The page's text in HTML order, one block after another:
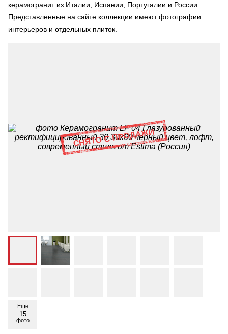
керамогранит из Италии, Испании, Португалии и России.
Представленные на сайте коллекции имеют фотографии
интерьеров и отдельных плиток.
Еще
15
фото